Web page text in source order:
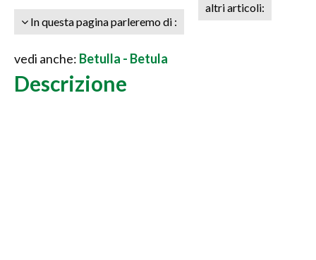
In questa pagina parleremo di :
altri articoli:
vedi anche: Betulla - Betula
Descrizione